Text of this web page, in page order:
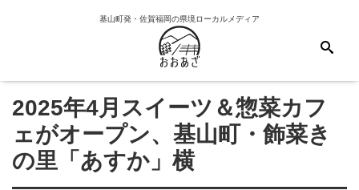
基山町発・佐賀福岡の県境ローカルメディア
2025年4月スイーツ＆惣菜カフ
ェがオープン、基山町・飾菜き
の里「あすか」横